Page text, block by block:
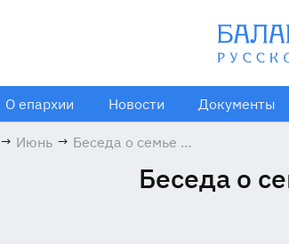
О епархии Новости Документы
→ Июнь → Беседа о семье в
Беседа о